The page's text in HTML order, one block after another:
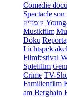
Comédie
Spectacle
קומדיה
Musikfilm
Doku
Lichtspektakel
Filmfestival
Spielfilm
Crime TV-
Familienfilm
am Berghain